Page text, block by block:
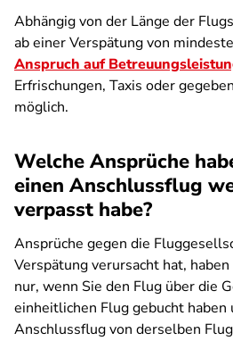
Abhängig von der Länge der
ab einer Verspätung von
Anspruch auf
Erfrischungen, Taxis oder
möglich.
Welche Ansprüche
einen Anschlussflug
verpasst habe?
Ansprüche gegen die
Verspätung verursacht hat,
nur, wenn Sie den Flug über die
einheitlichen Flug gebucht
Anschlussflug von derselben